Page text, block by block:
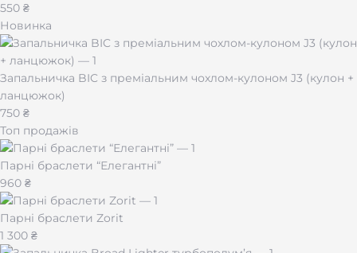
550 ₴
Новинка
Запальничка BIC з преміальним чохлом-кулоном J3 (кулон +
ланцюжок)
750 ₴
Топ продажів
Парні браслети “Елегантні”
960 ₴
Парні браслети Zorit
1 300 ₴